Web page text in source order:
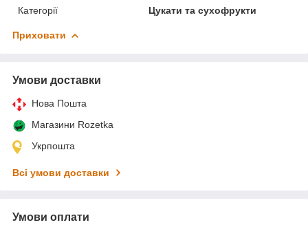
Категорії Цукати та сухофрукти
Приховати
Умови доставки
Нова Пошта
Магазини Rozetka
Укрпошта
Всі умови доставки
Умови оплати